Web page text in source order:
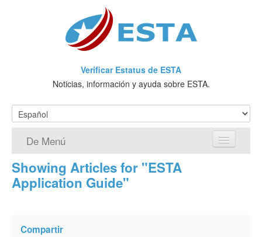
Verificar Estatus de ESTA
Noticias, información y ayuda sobre ESTA.
De Menú
Página de inicio
Showing Articles for "ESTA
Application Guide"
Compartir